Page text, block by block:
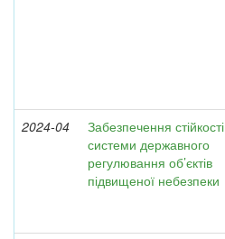
2024-04
Забезпечення стійкості
системи державного
регулювання об’єктів
підвищеної небезпеки